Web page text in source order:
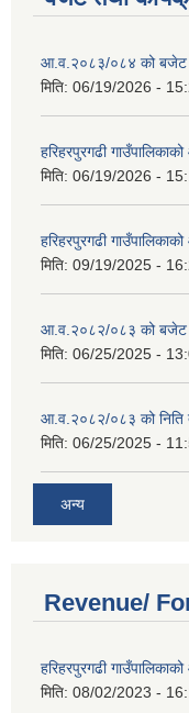
आ.व.२०८३/०८४ को बजेट
मिति: 06/19/2026 -
हरिहरपुरगढी
मिति: 06/19/2026 -
हरिहरपुरगढी
मिति: 09/19/2025 -
आ.व.२०८२/०८३ को बजेट
मिति: 06/25/2025 -
आ.व.२०८२/०८३ को निति
मिति: 06/25/2025 -
अन्य
Revenue/
हरिहरपुरगढी
मिति: 08/02/2023 -